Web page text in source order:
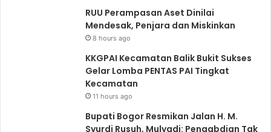
RUU Perampasan Aset Dinilai
Mendesak, Penjara dan Miskinkan
8 hours ago
KKGPAI Kecamatan Balik Bukit Sukses
Gelar Lomba PENTAS PAI Tingkat
Kecamatan
11 hours ago
Bupati Bogor Resmikan Jalan H. M.
Syurdi Rusuh, Mulyadi: Pengabdian Tak